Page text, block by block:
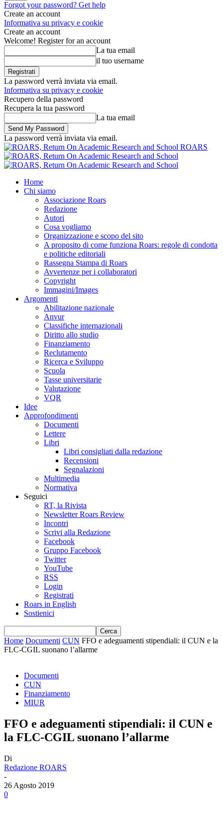
Forgot your password? Get help
Create an account
Informativa su privacy e cookie
Create an account
Welcome! Register for an account
La tua email
il tuo username
La password verrà inviata via email.
Informativa su privacy e cookie
Recupero della password
Recupera la tua password
La tua email
La password verrà inviata via email.
ROARS
Home
Chi siamo
Associazione Roars
Redazione
Autori
Cosa vogliamo
Organizzazione e scopo del sito
A proposito di come funziona Roars: regole di condotta
e politiche editoriali
Rassegna Stampa di Roars
Avvertenze per i collaboratori
Copyright
Immagini/Images
Argomenti
Abilitazione nazionale
Anvur
Classifiche internazionali
Diritto allo studio
Finanziamento
Reclutamento
Ricerca e Sviluppo
Scuola
Tasse universitarie
Valutazione
VQR
Idee
Approfondimenti
Documenti
Lettere
Libri
Libri consigliati dalla redazione
Recensioni
Segnalazioni
Multimedia
Normativa
Seguici
RT, la Rivista
Newsletter Roars Review
Incontri
Scrivi alla Redazione
Facebook
Gruppo Facebook
Twitter
YouTube
RSS
Login
Registrati
Roars in English
Sostienici
Home Documenti CUN FFO e adeguamenti stipendiali: il CUN e la
FLC-CGIL suonano l’allarme
Documenti
CUN
Finanziamento
MIUR
FFO e adeguamenti stipendiali: il CUN e
la FLC-CGIL suonano l’allarme
Di
Redazione ROARS
-
26 Agosto 2019
0